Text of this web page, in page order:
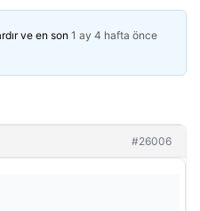
ve en son 1 ay 4 hafta önce
#26006